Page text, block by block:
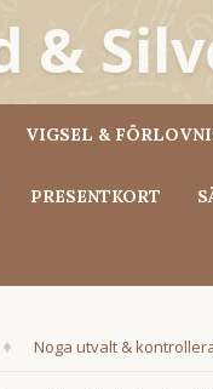
VIGSEL &
PRESENTKORT
Noga utvalt &